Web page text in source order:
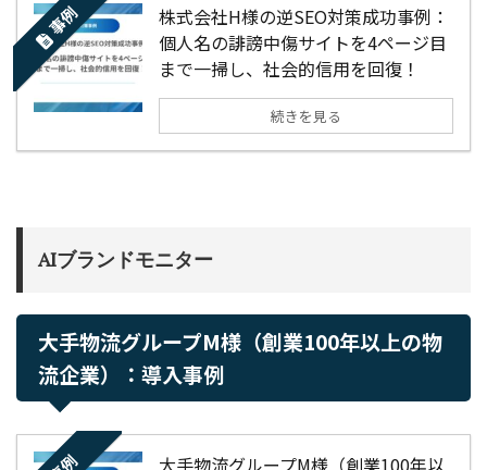
事例
株式会社H様の逆SEO対策成功事例：
個人名の誹謗中傷サイトを4ページ目
まで一掃し、社会的信用を回復！
続きを見る
AIブランドモニター
大手物流グループM様（創業100年以上の物
流企業）：導入事例
大手物流グループM様（創業100年以